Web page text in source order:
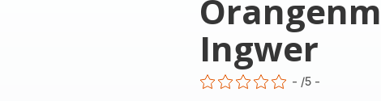
Ingwer
- /5 -